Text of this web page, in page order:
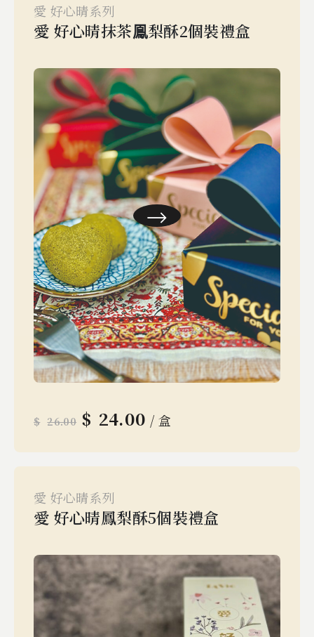
愛 好心晴系列
愛 好心晴抹茶鳯梨酥2個裝禮盒
$ 26.00 $ 24.00 / 盒
愛 好心晴系列
愛 好心晴鳳梨酥5個裝禮盒